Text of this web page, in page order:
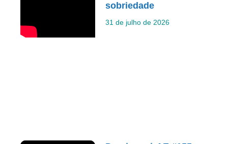
sobriedade
31 de julho de 2026